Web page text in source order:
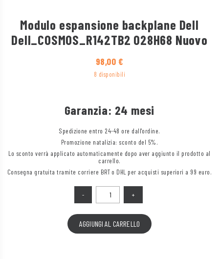
Modulo espansione backplane Dell
Dell_COSMOS_R142TB2 028H68 Nuovo
98,00 €
8 disponibili
Garanzia: 24 mesi
Spedizione entro 24-48 ore dall'ordine.
Promozione natalizia: sconto del 5%.
Lo sconto verrà applicato automaticamente dopo aver aggiunto il prodotto al
carrello.
Consegna gratuita tramite corriere BRT o DHL per acquisti superiori a 99 euro.
AGGIUNGI AL CARRELLO